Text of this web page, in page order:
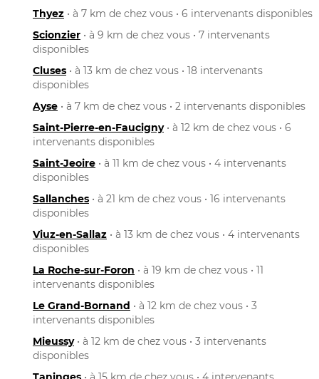
Thyez • à 7 km de chez vous • 6 intervenants disponibles
Scionzier • à 9 km de chez vous • 7 intervenants
disponibles
Cluses • à 13 km de chez vous • 18 intervenants
disponibles
Ayse • à 7 km de chez vous • 2 intervenants disponibles
Saint-Pierre-en-Faucigny• à 12 km de chez vous • 6
intervenants disponibles
Saint-Jeoire • à 11 km de chez vous • 4 intervenants
disponibles
Sallanches • à 21 km de chez vous • 16 intervenants
disponibles
Viuz-en-Sallaz • à 13 km de chez vous • 4 intervenants
disponibles
La Roche-sur-Foron • à 19 km de chez vous • 11
intervenants disponibles
Le Grand-Bornand • à 12 km de chez vous • 3
intervenants disponibles
Mieussy• à 12 km de chez vous • 3 intervenants
disponibles